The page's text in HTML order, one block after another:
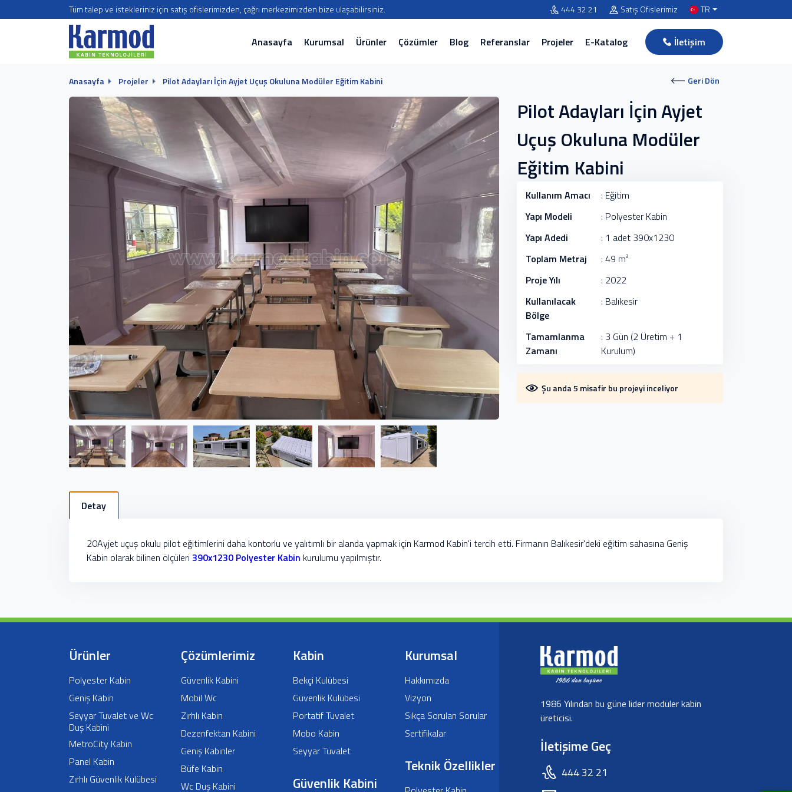
Tüm talep ve istekleriniz için satış ofislerimizden, çağrı merkezimizden bize ulaşabilirsiniz. 444 32 21 Satış Ofislerimiz TR
Anasayfa Kurumsal Ürünler Çözümler Blog Referanslar Projeler E-Katalog İletişim
Anasayfa Projeler Pilot Adayları İçin Ayjet Uçuş Okuluna Modüler Eğitim Kabini Geri Dön
Pilot Adayları İçin Ayjet
Uçuş Okuluna Modüler
Eğitim Kabini
Kullanım Amacı
: Eğitim
Yapı Modeli
: Polyester Kabin
Yapı Adedi
: 1 adet 390x1230
Toplam Metraj
: 49 m²
Proje Yılı
: 2022
Kullanılacak
Bölge
: Balıkesir
Tamamlanma
Zamanı
: 3 Gün (2 Üretim + 1
Kurulum)
Şu anda 5 misafir bu projeyi inceliyor
Detay
20Ayjet uçuş okulu pilot eğitimlerini daha kontorlu ve yalıtımlı bir alanda yapmak için Karmod Kabin'i tercih etti. Firmanın Balıkesir'deki eğitim sahasına Geniş
Kabin olarak bilinen ölçüleri 390x1230 Polyester Kabin kurulumu yapılmıştır.
1986 Yılından bu güne lider modüler kabin
üreticisi.
İletişime Geç
444 32 21
Ürünler
Polyester Kabin
Geniş Kabin
Seyyar Tuvalet ve Wc
Duş Kabini
MetroCity Kabin
Panel Kabin
Zırhlı Güvenlik Kulübesi
Çözümlerimiz
Güvenlik Kabini
Mobil Wc
Zırhlı Kabin
Dezenfektan Kabini
Geniş Kabinler
Büfe Kabin
Wc Duş Kabini
Kabin
Bekçi Kulübesi
Güvenlik Kulübesi
Portatif Tuvalet
Mobo Kabin
Seyyar Tuvalet
Güvenlik Kabini
Kurumsal
Hakkımızda
Vizyon
Sıkça Sorulan Sorular
Sertifikalar
Teknik Özellikler